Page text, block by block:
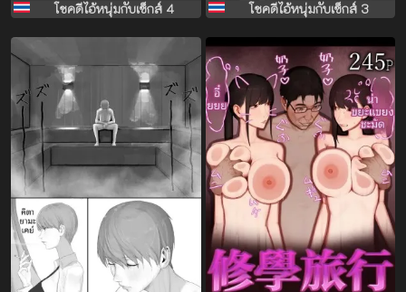
โชคดีไอ้หนุ่มกับเซ็กส์ 4 โชคดีไอ้หนุ่มกับเซ็กส์ 3